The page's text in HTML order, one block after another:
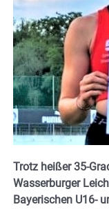
Trotz heißer 35-
Wasserburger
Bayerischen U16-